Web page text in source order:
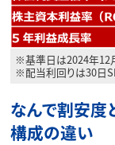
※基準日は2024年12
※配当利回りは30日
なんで割安度
構成の違い